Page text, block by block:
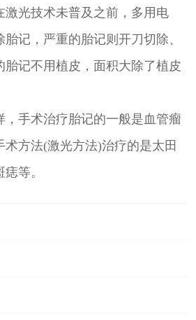
激光技术未普及之前，多用电
记，严重的胎记则开刀切除、
胎记不用植皮，面积大除了植皮
手术治疗胎记的一般是血管瘤
方法(激光方法)治疗的是太田
等。